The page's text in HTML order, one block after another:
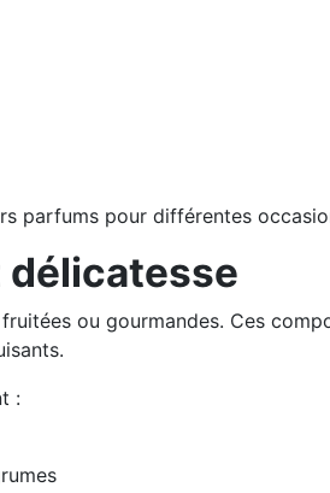
parfums pour différentes
délicatesse
ou gourmandes. Ces
: